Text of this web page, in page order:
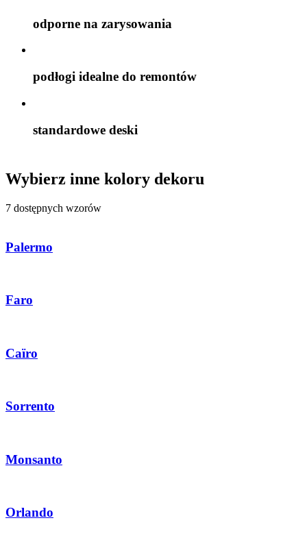
odporne na zarysowania
podłogi idealne do remontów
standardowe deski
Wybierz inne kolory dekoru
7 dostępnych wzorów
Palermo
Faro
Caïro
Sorrento
Monsanto
Orlando